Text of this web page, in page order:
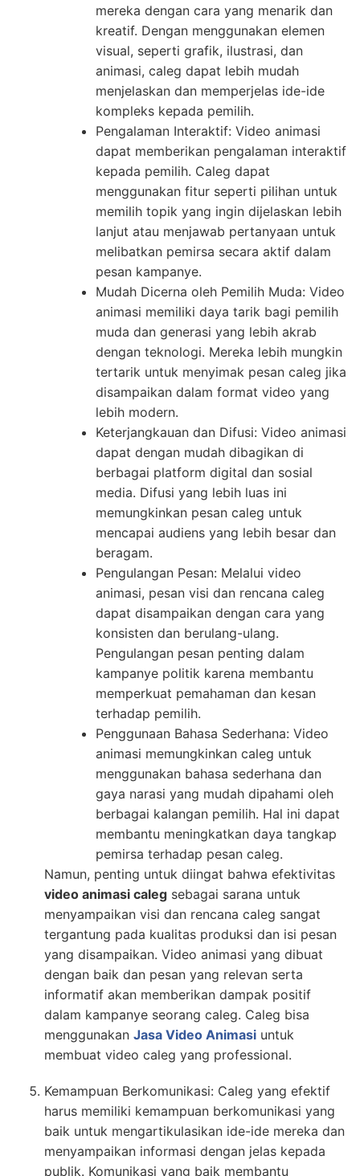
mereka dengan cara yang menarik dan
kreatif. Dengan menggunakan elemen
visual, seperti grafik, ilustrasi, dan
animasi, caleg dapat lebih mudah
menjelaskan dan memperjelas ide-ide
kompleks kepada pemilih.
Pengalaman Interaktif: Video animasi
dapat memberikan pengalaman interaktif
kepada pemilih. Caleg dapat
menggunakan fitur seperti pilihan untuk
memilih topik yang ingin dijelaskan lebih
lanjut atau menjawab pertanyaan untuk
melibatkan pemirsa secara aktif dalam
pesan kampanye.
Mudah Dicerna oleh Pemilih Muda: Video
animasi memiliki daya tarik bagi pemilih
muda dan generasi yang lebih akrab
dengan teknologi. Mereka lebih mungkin
tertarik untuk menyimak pesan caleg jika
disampaikan dalam format video yang
lebih modern.
Keterjangkauan dan Difusi: Video animasi
dapat dengan mudah dibagikan di
berbagai platform digital dan sosial
media. Difusi yang lebih luas ini
memungkinkan pesan caleg untuk
mencapai audiens yang lebih besar dan
beragam.
Pengulangan Pesan: Melalui video
animasi, pesan visi dan rencana caleg
dapat disampaikan dengan cara yang
konsisten dan berulang-ulang.
Pengulangan pesan penting dalam
kampanye politik karena membantu
memperkuat pemahaman dan kesan
terhadap pemilih.
Penggunaan Bahasa Sederhana: Video
animasi memungkinkan caleg untuk
menggunakan bahasa sederhana dan
gaya narasi yang mudah dipahami oleh
berbagai kalangan pemilih. Hal ini dapat
membantu meningkatkan daya tangkap
pemirsa terhadap pesan caleg.
Namun, penting untuk diingat bahwa efektivitas
video animasi caleg sebagai sarana untuk
menyampaikan visi dan rencana caleg sangat
tergantung pada kualitas produksi dan isi pesan
yang disampaikan. Video animasi yang dibuat
dengan baik dan pesan yang relevan serta
informatif akan memberikan dampak positif
dalam kampanye seorang caleg. Caleg bisa
menggunakan Jasa Video Animasi untuk
membuat video caleg yang professional.
Kemampuan Berkomunikasi: Caleg yang efektif
harus memiliki kemampuan berkomunikasi yang
baik untuk mengartikulasikan ide-ide mereka dan
menyampaikan informasi dengan jelas kepada
publik. Komunikasi yang baik membantu